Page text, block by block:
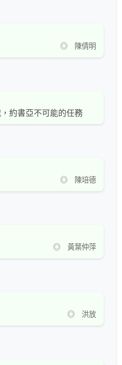
◎ 陳倩明
約書亞不可能的任務
◎ 陳培德
◎ 黃葉仲萍
◎ 洪放